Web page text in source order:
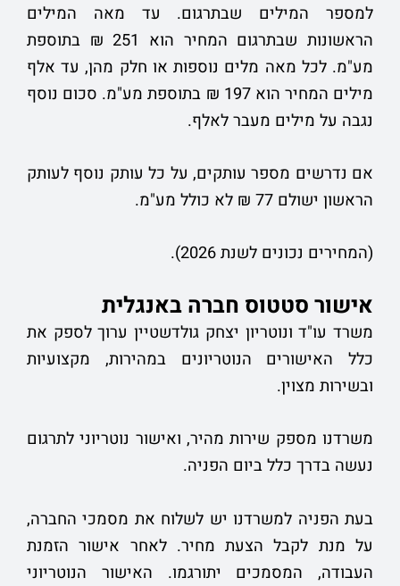
למספר המילים שבתרגום. עד מאה המילים
הראשונות שבתרגום המחיר הוא 251 ₪ בתוספת
מע"מ. לכל מאה מלים נוספות או חלק מהן, עד אלף
מילים המחיר הוא 197 ₪ בתוספת מע"מ. סכום נוסף
נגבה על מילים מעבר לאלף.
אם נדרשים מספר עותקים, על כל עותק נוסף לעותק
הראשון ישולם 77 ₪ לא כולל מע"מ.
(המחירים נכונים לשנת 2026).
אישור סטטוס חברה באנגלית
משרד עו"ד ונוטריון יצחק גולדשטיין ערוך לספק את
כלל האישורים הנוטריונים במהירות, מקצועיות
ובשירות מצוין.
משרדנו מספק שירות מהיר, ואישור נוטריוני לתרגום
נעשה בדרך כלל ביום הפניה.
בעת הפניה למשרדנו יש לשלוח את מסמכי החברה,
על מנת לקבל הצעת מחיר. לאחר אישור הזמנת
העבודה, המסמכים יתורגמו. האישור הנוטריוני